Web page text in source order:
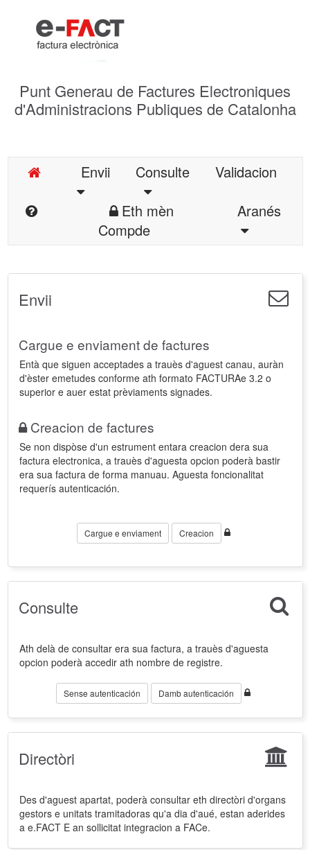
Punt Generau de Factures Electroniques
d'Administracions Publiques de Catalonha
Envii Consulte
Validacion
Eth mèn
Compde
Aranés
Envii
Cargue e enviament de factures
Entà que siguen acceptades a trauès d'aguest canau, auràn
d'èster emetudes conforme ath formato FACTURAe 3.2 o
superior e auer estat prèviaments signades.
Creacion de factures
Se non dispòse d'un estrument entara creacion dera sua
factura electronica, a trauès d'aguesta opcion poderà bastir
era sua factura de forma manuau. Aguesta foncionalitat
requerís autenticación.
Cargue e enviament Creacion
Consulte
Ath delà de consultar era sua factura, a trauès d'aguesta
opcion poderà accedir ath nombre de registre.
Sense autenticación Damb autenticación
Directòri
Des d'aguest apartat, poderà consultar eth directòri d'organs
gestors e unitats tramitadoras qu'a dia d'aué, estan aderides
a e.FACT E an sollicitat integracion a FACe.